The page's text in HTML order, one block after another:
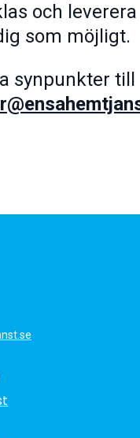
och
som möjligt.
synpunkter till